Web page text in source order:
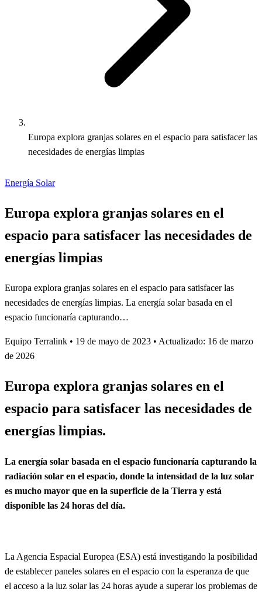
Europa explora granjas solares en el espacio para satisfacer las
necesidades de energías limpias
Energía Solar
Europa explora granjas solares en el
espacio para satisfacer las necesidades de
energías limpias
Europa explora granjas solares en el espacio para satisfacer las
necesidades de energías limpias. La energía solar basada en el
espacio funcionaría capturando…
Equipo Terralink • 19 de mayo de 2023 • Actualizado: 16 de marzo
de 2026
Europa explora granjas solares en el
espacio para satisfacer las necesidades de
energías limpias.
La energía solar basada en el espacio funcionaría capturando la
radiación solar en el espacio, donde la intensidad de la luz solar
es mucho mayor que en la superficie de la Tierra y está
disponible las 24 horas del día.
La Agencia Espacial Europea (ESA) está investigando la posibilidad
de establecer paneles solares en el espacio con la esperanza de que
el acceso a la luz solar las 24 horas ayude a superar los problemas de